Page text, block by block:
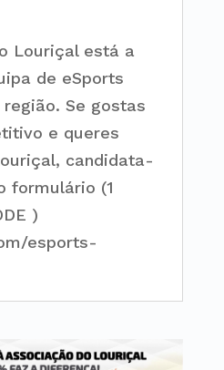
Louriçal está a
de eSports
Se gostas
e queres
candidata-
formulário (1
)
esports-